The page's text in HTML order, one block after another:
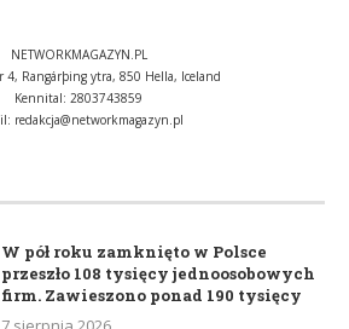
NETWORKMAGAZYN.PL
4, Rangárþing ytra, 850 Hella, Iceland
Kennital: 2803743859
redakcja@networkmagazyn.pl
W pół roku zamknięto w Polsce
przeszło 108 tysięcy jednoosobowych
firm. Zawieszono ponad 190 tysięcy